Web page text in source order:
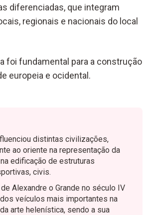
diferenciadas, que integram
regionais e nacionais do local
foi fundamental para a construção
europeia e ocidental.
distintas civilizações,
ao oriente na representação da
edificação de estruturas
civis.
Alexandre o Grande no século IV
veículos mais importantes na
arte helenística, sendo a sua